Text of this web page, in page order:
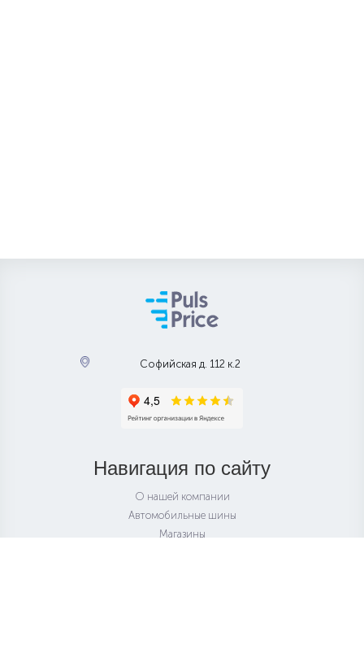
Софийская д. 112 к.2
Навигация по сайту
О нашей компании
Автомобильные шины
Магазины